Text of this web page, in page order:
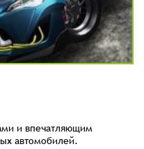
и впечатляющим
автомобилей.